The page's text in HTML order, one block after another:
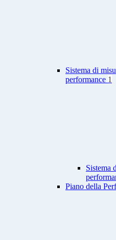
Sistema di
performance 1
Sistema
Piano della